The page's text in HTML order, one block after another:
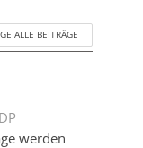
ALLE BEITRÄGE
werden